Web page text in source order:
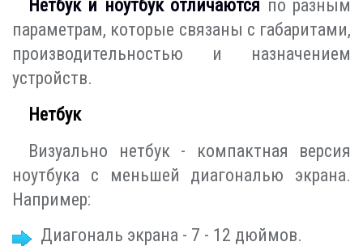
Нетбук и ноутбук отличаются по разным
параметрам, которые связаны с габаритами,
производительностью и назначением
устройств.
Нетбук
Визуально нетбук - компактная версия
ноутбука с меньшей диагональю экрана.
Например:
Диагональ экрана - 7 - 12 дюймов.